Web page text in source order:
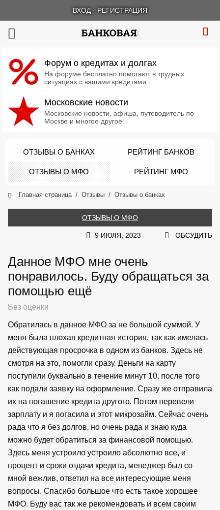
ВХОД · РЕГИСТРАЦИЯ
Форум о кредитах и долгах
На форуме бесплатно помогают в трудных
ситуациях с вашими кредитами
Московские новости
Московские новости, афиша, путеводитель по
Москве и многое другое
ОТЗЫВЫ О БАНКАХ РЕЙТИНГ БАНКОВ
ОТЗЫВЫ О МФО РЕЙТИНГ МФО
Главная страница Отзывы Отзывы о банках
ОТЗЫВЫ О МФО
9 ИЮЛЯ, 2023 ОБСУДИТЬ
Данное МФО мне очень
понравилось. Буду обращаться за
помощью ещё
Без оценки
Обратилась в данное МФО за не большой суммой. У
меня была плохая кредитная история, так как имелась
действующая просрочка в одном из банков. Здесь не
смотря на это, помогли сразу. Деньги на карту
поступили буквально в течение минут 10, после того
как подали заявку на оформление. Сразу же отправила
их на погашение кредита другого. Потом перевели
зарплату и я погасила и этот микрозайм. Сейчас очень
рада что я без долгов, но очень рада и знаю куда
можно будет обратиться за финансовой помощью.
Здесь меня устроило устроило абсолютно все, и
процент и сроки отдачи кредита, менеджер был со
мной вежлив, ответил на все интересующие меня
вопросы. Спасибо большое что есть такое хорошее
МФО. Буду вас так же рекомендовать и всем своим